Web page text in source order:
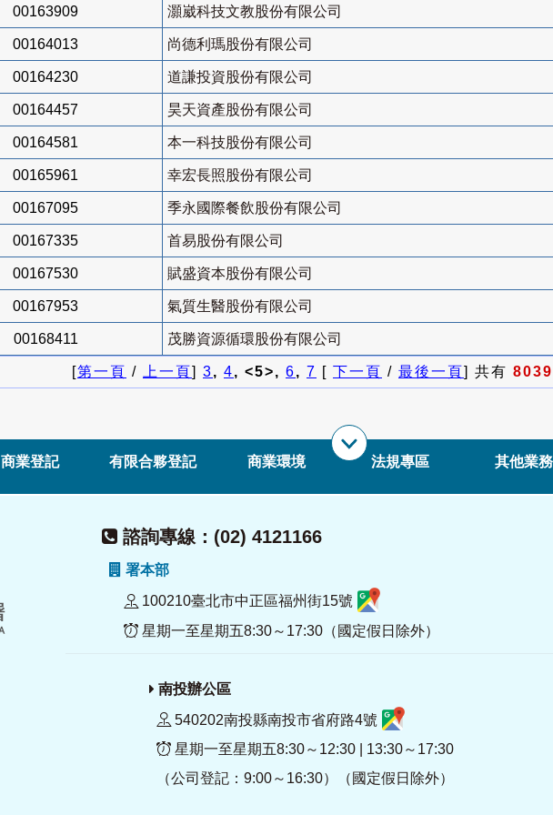
00163909 灝崴科技文教股份有限公司
00164013 尚德利瑪股份有限公司
00164230 道謙投資股份有限公司
00164457 昊天資產股份有限公司
00164581 本一科技股份有限公司
00165961 幸宏長照股份有限公司
00167095 季永國際餐飲股份有限公司
00167335 首易股份有限公司
00167530 賦盛資本股份有限公司
00167953 氣質生醫股份有限公司
00168411 茂勝資源循環股份有限公司
[第一頁 / 上一頁] 3, 4, <5>, 6, 7 [ 下一頁 / 最後一頁] 共有 8039
商業登記 有限合夥登記 商業環境 法規專區 其他業務
諮詢專線：(02) 4121166
署本部
100210臺北市中正區福州街15號
星期一至星期五8:30～17:30（國定假日除外）
南投辦公區
540202南投縣南投市省府路4號
星期一至星期五8:30～12:30 | 13:30～17:30
（公司登記：9:00～16:30）（國定假日除外）